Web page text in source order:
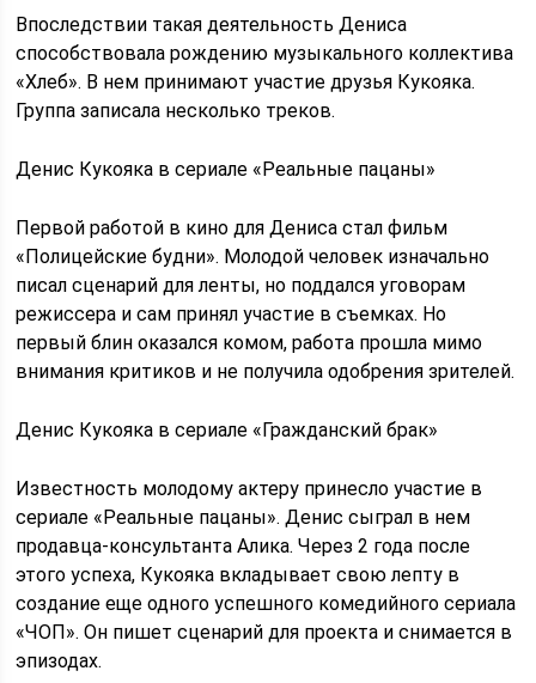
Впоследствии такая деятельность Дениса
способствовала рождению музыкального коллектива
«Хлеб». В нем принимают участие друзья Кукояка.
Группа записала несколько треков.
Денис Кукояка в сериале «Реальные пацаны»
Первой работой в кино для Дениса стал фильм
«Полицейские будни». Молодой человек изначально
писал сценарий для ленты, но поддался уговорам
режиссера и сам принял участие в съемках. Но
первый блин оказался комом, работа прошла мимо
внимания критиков и не получила одобрения зрителей.
Денис Кукояка в сериале «Гражданский брак»
Известность молодому актеру принесло участие в
сериале «Реальные пацаны». Денис сыграл в нем
продавца-консультанта Алика. Через 2 года после
этого успеха, Кукояка вкладывает свою лепту в
создание еще одного успешного комедийного сериала
«ЧОП». Он пишет сценарий для проекта и снимается в
эпизодах.